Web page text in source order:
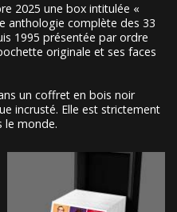
2025 une box intitulée «
anthologie complète des 33
1995 présentée par ordre
originale et ses faces
un coffret en bois noir
incrusté. Elle est strictement
le monde.